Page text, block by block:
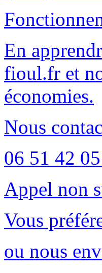
En
fioul.fr et
économies.
Nous
06 51 42
Appel non
Vous
ou nous